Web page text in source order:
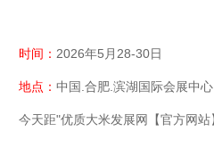
时间： 2026年5月28-30日
地点： 中国.合肥.滨湖国际会展中心